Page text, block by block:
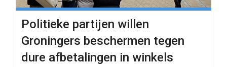
Politieke partijen willen
Groningers beschermen tegen
dure afbetalingen in winkels